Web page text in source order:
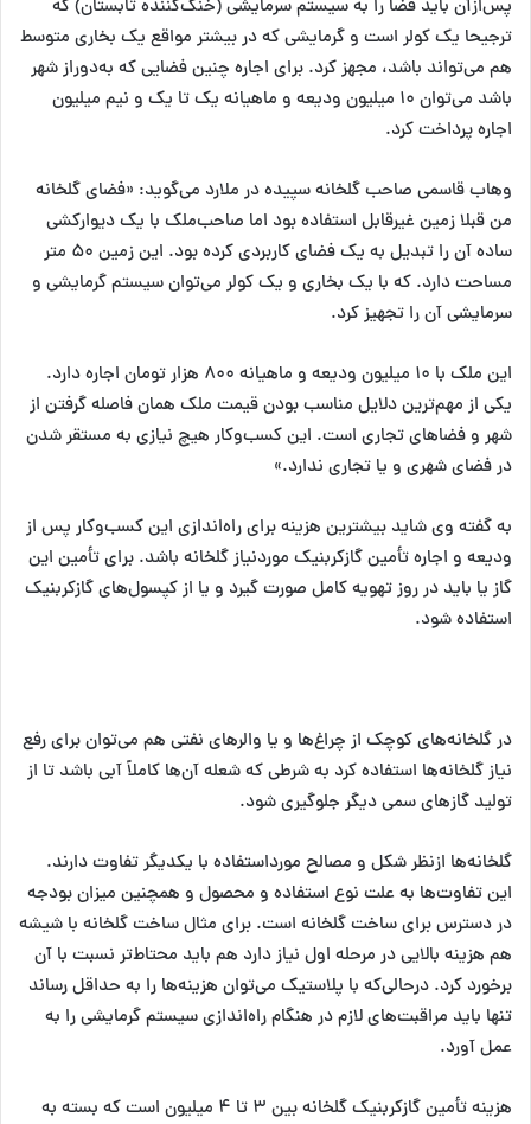
پس‌ازآن باید فضا را به سیستم سرمایشی (خنک‌کننده تابستان) که
ترجیحا یک کولر است و گرمایشی که در بیشتر مواقع یک بخاری متوسط
هم می‌تواند باشد، مجهز کرد. برای اجاره چنین فضایی که به‌دوراز شهر
باشد می‌توان ۱۰ میلیون ودیعه و ماهیانه یک تا یک و نیم میلیون
اجاره پرداخت کرد.
وهاب قاسمی صاحب گلخانه سپیده در ملارد می‌گوید: «فضای گلخانه
من قبلا زمین غیرقابل استفاده بود اما صاحب‌ملک با یک دیوارکشی
ساده آن را تبدیل به یک فضای کاربردی کرده بود. این زمین ۵۰ متر
مساحت دارد. که با یک بخاری و یک کولر می‌توان سیستم گرمایشی و
سرمایشی آن را تجهیز کرد.
این ملک با ۱۰ میلیون ودیعه و ماهیانه ۸۰۰ هزار تومان اجاره دارد.
یکی از مهم‌ترین دلایل مناسب بودن قیمت ملک همان فاصله گرفتن از
شهر و فضاهای تجاری است. این کسب‌وکار هیچ نیازی به مستقر شدن
در فضای شهری و یا تجاری ندارد.»
به گفته وی شاید بیشترین هزینه برای راه‌اندازی این کسب‌وکار پس از
ودیعه و اجاره تأمین گازکربنیک موردنیاز گلخانه باشد. برای تأمین این
گاز یا باید در روز تهویه کامل صورت گیرد و یا از کپسول‌های گازکربنیک
استفاده شود.
در گلخانه‌های کوچک از چراغ‌ها و یا والرهای نفتی هم می‌توان برای رفع
نیاز گلخانه‌ها استفاده کرد به شرطی که شعله آن‌ها کاملاً آبی باشد تا از
تولید گازهای سمی دیگر جلوگیری شود.
گلخانه‌ها ازنظر شکل و مصالح مورداستفاده با یکدیگر تفاوت دارند.
این تفاوت‌ها به علت نوع استفاده و محصول و همچنین میزان بودجه
در دسترس برای ساخت گلخانه است. برای مثال ساخت گلخانه با شیشه
هم هزینه بالایی در مرحله اول نیاز دارد هم باید محتاط‌تر نسبت با آن
برخورد کرد. درحالی‌که با پلاستیک می‌توان هزینه‌ها را به حداقل رساند
تنها باید مراقبت‌های لازم در هنگام راه‌اندازی سیستم گرمایشی را به
عمل آورد.
هزینه تأمین گازکربنیک گلخانه بین ۳ تا ۴ میلیون است که بسته به